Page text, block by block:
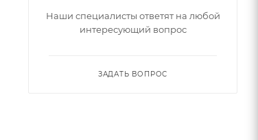
Наши специалисты ответят на любой
интересующий вопрос
ЗАДАТЬ ВОПРОС